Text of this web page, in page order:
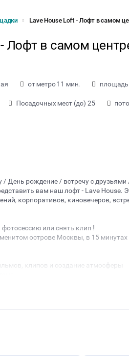
Lave House Loft - Лофт в самом
Лофт в самом
от метро 11 мин.
Посадочных мест (до) 25
/ День рождение / встречу с
вам наш лофт - Lave House.
корпоративов, киновечеров,
или снять клип !
острове Москвы, в 15 минутах
клипов и создание атмосферы
потолком!